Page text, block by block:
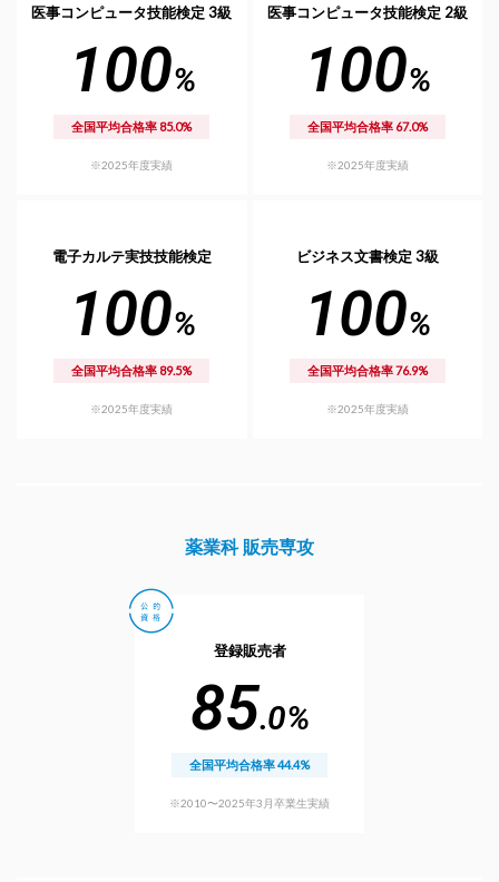
医事コンピュータ技能検定 3級
100%
全国平均合格率 85.0%
※2025年度実績
医事コンピュータ技能検定 2級
100%
全国平均合格率 67.0%
※2025年度実績
電子カルテ実技技能検定
100%
全国平均合格率 89.5%
※2025年度実績
ビジネス文書検定 3級
100%
全国平均合格率 76.9%
※2025年度実績
薬業科 販売専攻
登録販売者
85.0%
全国平均合格率 44.4%
※2010〜2025年3月卒業生実績